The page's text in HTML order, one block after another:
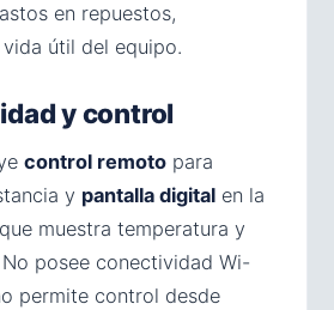
en repuestos,
útil del equipo.
y control
control remoto para
y pantalla digital en la
muestra temperatura y
posee conectividad Wi-
permite control desde